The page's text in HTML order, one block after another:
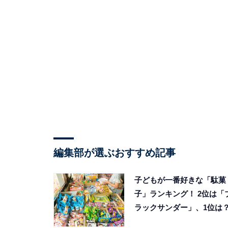
編集部が選ぶおすすめ記事
子どもが一番好きな「駄菓
子」ランキング！ 2位は「
ラックサンダー」、1位は